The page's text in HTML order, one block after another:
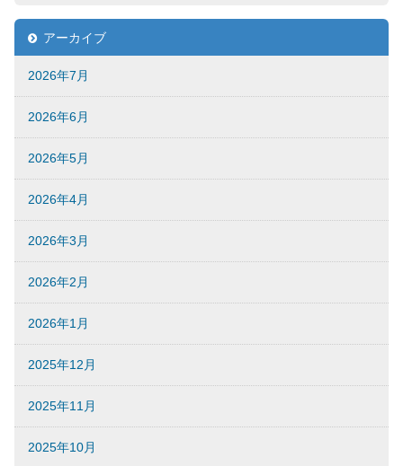
アーカイブ
2026年7月
2026年6月
2026年5月
2026年4月
2026年3月
2026年2月
2026年1月
2025年12月
2025年11月
2025年10月